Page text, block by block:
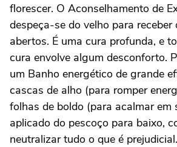
florescer. O Aconselhamento de
despeça-se do velho para receber
abertos. É uma cura profunda, e
cura envolve algum desconforto.
um Banho energético de grande
cascas de alho (para romper
folhas de boldo (para acalmar em
aplicado do pescoço para baixo,
neutralizar tudo o que é prejudicial.